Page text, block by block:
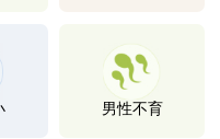
男性不育